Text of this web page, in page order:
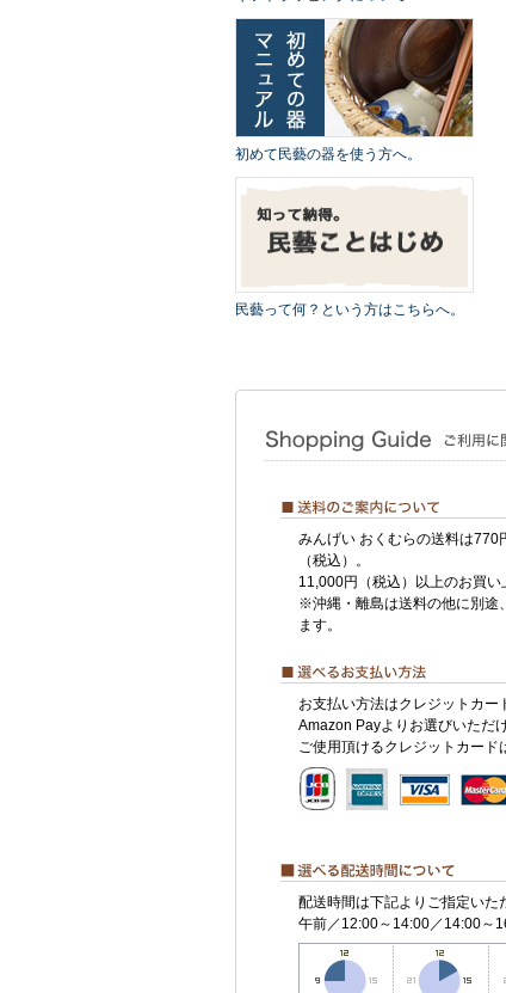
初めて民藝の器を使う方へ。
民藝って何？という方はこちらへ。
みんげい おくむらの送料は770
（税込）。
11,000円（税込）以上のお買い
※沖縄・離島は送料の他に別途
ます。
お支払い方法はクレジットカー
Amazon Payよりお選びいただけ
ご使用頂けるクレジットカード
配送時間は下記よりご指定いた
午前／12:00～14:00／14:00～